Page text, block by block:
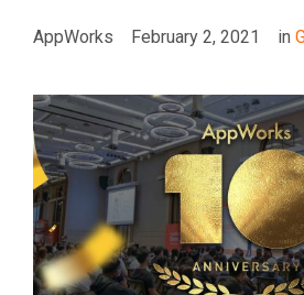
AppWorks February 2, 2021 in